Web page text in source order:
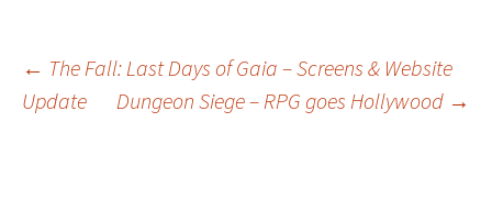
Post
← The Fall: Last Days of Gaia – Screens & Website
Update
Dungeon Siege – RPG goes Hollywood →